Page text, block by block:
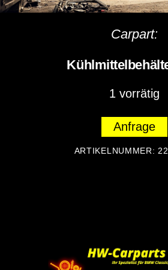
Carpart:
1 vorrätig
Anfrage
ARTIKELNUMMER: